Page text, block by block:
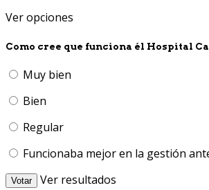
Ver opciones
Como cree que funciona él Hospital
Muy bien
Bien
Regular
Funcionaba mejor en la gestión
Votar
Ver resultados